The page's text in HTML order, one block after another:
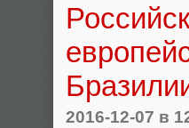
2016-12-07 в